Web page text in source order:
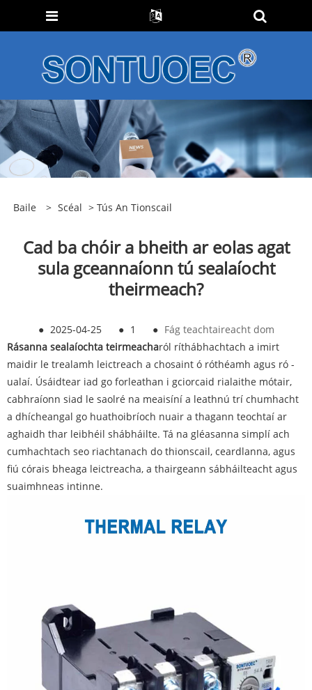
Baile > Scéal > Tús An Tionscail
Cad ba chóir a bheith ar eolas agat
sula gceannaíonn tú sealaíocht
theirmeach?
● 2025-04-25 ● 1 ● Fág teachtaireacht dom
Rásanna sealaíochta teirmeacharól ríthábhachtach a imirt
maidir le trealamh leictreach a chosaint ó róthéamh agus ró -
ualaí. Úsáidtear iad go forleathan i gciorcaid rialaithe mótair,
cabhraíonn siad le saolré na meaisíní a leathnú trí chumhacht
a dhícheangal go huathoibríoch nuair a thagann teochtaí ar
aghaidh thar leibhéil shábháilte. Tá na gléasanna simplí ach
cumhachtach seo riachtanach do thionscail, ceardlanna, agus
fiú córais bheaga leictreacha, a thairgeann sábháilteacht agus
suaimhneas intinne.